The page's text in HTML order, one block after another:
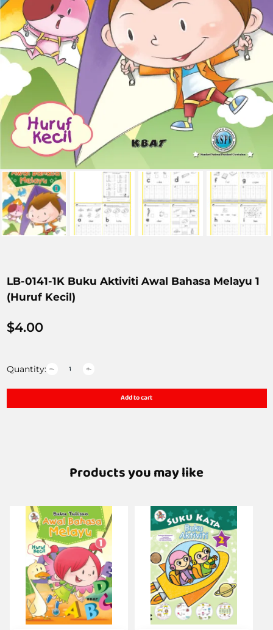
LB-0141-1K Buku Aktiviti Awal Bahasa Melayu 1
(Huruf Kecil)
$4.00
Quantity:
Add to cart
Products you may like